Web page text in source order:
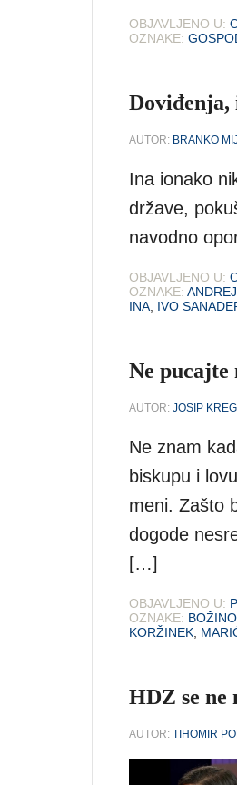
OBJAVLJENO U:
OZNAKE:
Doviđenja,
AUTOR: BRANKO
Ina ionako
države,
navodno
OBJAVLJENO U:
OZNAKE:
INA IVO
Ne pucajte
AUTOR: JOSIP
Ne znam
biskupu i
meni. Zašto
dogode
[…]
OBJAVLJENO U:
OZNAKE:
KORŽINEK
HDZ se ne
AUTOR: TIHOMIR